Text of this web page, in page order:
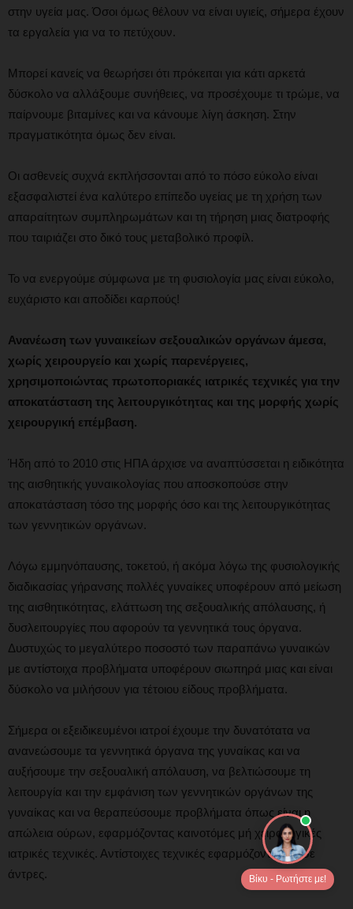
στην υγεία μας. Όσοι όμως θέλουν να είναι υγιείς, σήμερα έχουν
τα εργαλεία για να το πετύχουν.
Μπορεί κανείς να θεωρήσει ότι πρόκειται για κάτι αρκετά
δύσκολο να αλλάξουμε συνήθειες, να προσέχουμε τι τρώμε, να
παίρνουμε βιταμίνες και να κάνουμε λίγη άσκηση. Στην
πραγματικότητα όμως δεν είναι.
Οι ασθενείς συχνά εκπλήσσονται από το πόσο εύκολο είναι
εξασφαλιστεί ένα καλύτερο επίπεδο υγείας με τη χρήση των
απαραίτητων συμπληρωμάτων και τη τήρηση μιας διατροφής
που ταιριάζει στο δικό τους μεταβολικό προφίλ.
Το να ενεργούμε σύμφωνα με τη φυσιολογία μας είναι εύκολο,
ευχάριστο και αποδίδει καρπούς!
Ανανέωση των γυναικείων σεξουαλικών οργάνων άμεσα,
χωρίς χειρουργείο και χωρίς παρενέργειες,
χρησιμοποιώντας πρωτοποριακές ιατρικές τεχνικές για την
αποκατάσταση της λειτουργικότητας και της μορφής χωρίς
χειρουργική επέμβαση.
Ήδη από το 2010 στις ΗΠΑ άρχισε να αναπτύσσεται η ειδικότητα
της αισθητικής γυναικολογίας που αποσκοπούσε στην
αποκατάσταση τόσο της μορφής όσο και της λειτουργικότητας
των γεννητικών οργάνων.
Λόγω εμμηνόπαυσης, τοκετού, ή ακόμα λόγω της φυσιολογικής
διαδικασίας γήρανσης πολλές γυναίκες υποφέρουν από μείωση
της αισθητικότητας, ελάττωση της σεξουαλικής απόλαυσης, ή
δυσλειτουργίες που αφορούν τα γεννητικά τους όργανα.
Δυστυχώς το μεγαλύτερο ποσοστό των παραπάνω γυναικών
με αντίστοιχα προβλήματα υποφέρουν σιωπηρά μιας και είναι
δύσκολο να μιλήσουν για τέτοιου είδους προβλήματα.
Σήμερα οι εξειδικευμένοι ιατροί έχουμε την δυνατότατα να
ανανεώσουμε τα γεννητικά όργανα της γυναίκας και να
αυξήσουμε την σεξουαλική απόλαυση, να βελτιώσουμε τη
λειτουργία και την εμφάνιση των γεννητικών οργάνων της
γυναίκας και να θεραπεύσουμε προβλήματα όπως είναι η
απώλεια ούρων, εφαρμόζοντας καινοτόμες μή χειρουργικές
ιατρικές τεχνικές. Αντίστοιχες τεχνικές εφαρμόζονται και σε
άντρες.
Βίκυ - Ρωτήστε με!